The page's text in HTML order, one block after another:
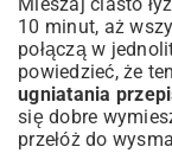
10 minut, aż
połączą w
powiedzieć, że ten
ugniatania
się dobre
przełóż do